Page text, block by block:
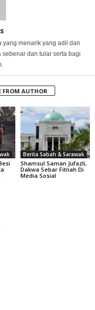
yang menarik yang adil dan
dan tular serta bagi
FROM AUTHOR
Berita Sabah & Sarawak
Shamsul Saman Jufazli,
Dakwa Sebar Fitnah Di
Media Sosial